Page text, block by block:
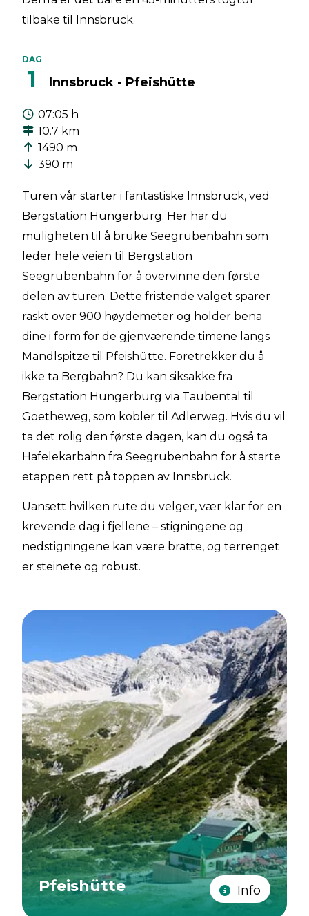
tilbake til Innsbruck.
DAG
1 Innsbruck - Pfeishütte
07:05 h
10.7 km
1490 m
390 m
Turen vår starter i fantastiske Innsbruck, ved
Bergstation Hungerburg. Her har du
muligheten til å bruke Seegrubenbahn som
leder hele veien til Bergstation
Seegrubenbahn for å overvinne den første
delen av turen. Dette fristende valget sparer
raskt over 900 høydemeter og holder bena
dine i form for de gjenværende timene langs
Mandlspitze til Pfeishütte. Foretrekker du å
ikke ta Bergbahn? Du kan siksakke fra
Bergstation Hungerburg via Taubental til
Goetheweg, som kobler til Adlerweg. Hvis du vil
ta det rolig den første dagen, kan du også ta
Hafelekarbahn fra Seegrubenbahn for å starte
etappen rett på toppen av Innsbruck.
Uansett hvilken rute du velger, vær klar for en
krevende dag i fjellene – stigningene og
nedstigningene kan være bratte, og terrenget
er steinete og robust.
Pfeishütte Info